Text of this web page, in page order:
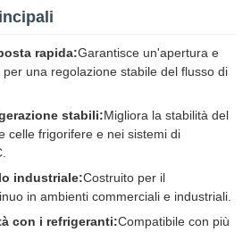
rapida:Garantisce un'apertura e
una regolazione stabile del flusso di
stabili:Migliora la stabilità del
celle frigorifere e nei sistemi di
industriale:Costruito per il
in ambienti commerciali e industriali.
con i refrigeranti:Compatibile con più